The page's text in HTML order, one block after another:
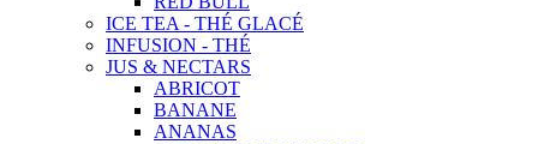
ICE TEA - THÉ GLACÉ
INFUSION - THÉ
JUS & NECTARS
ABRICOT
BANANE
ANANAS